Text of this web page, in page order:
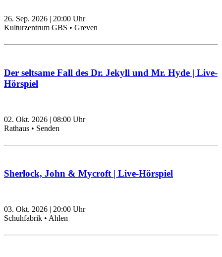
26. Sep. 2026 | 20:00 Uhr
Kulturzentrum GBS • Greven
Der seltsame Fall des Dr. Jekyll und Mr. Hyde | Live-
Hörspiel
02. Okt. 2026 | 08:00 Uhr
Rathaus • Senden
Sherlock, John & Mycroft | Live-Hörspiel
03. Okt. 2026 | 20:00 Uhr
Schuhfabrik • Ahlen